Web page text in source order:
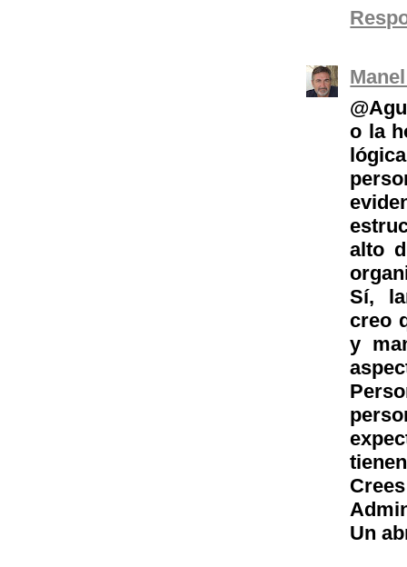
o la
alto
Sí,
creo
y
Un